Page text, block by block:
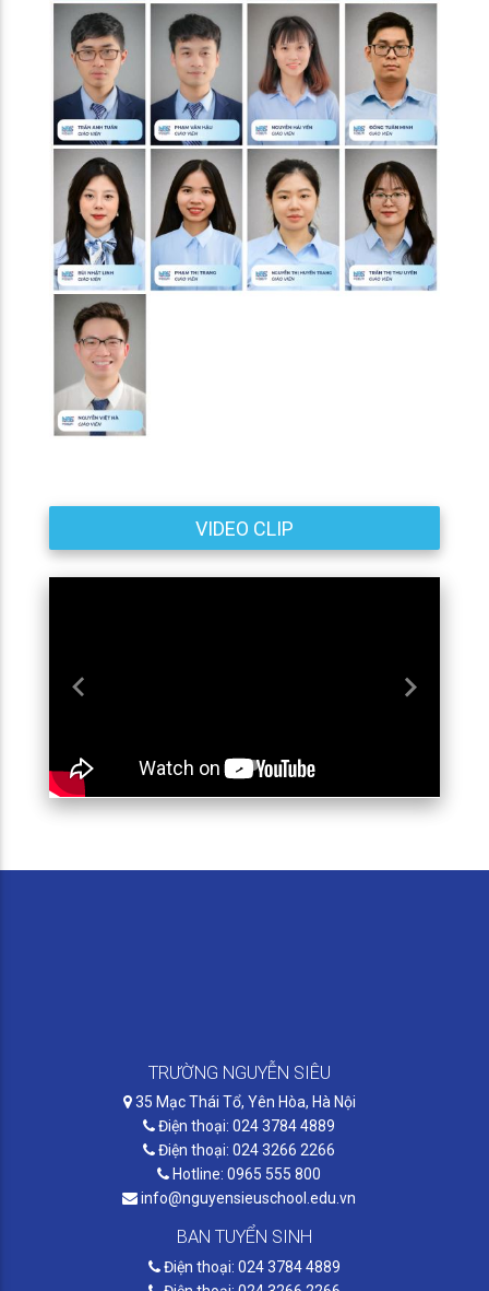
VIDEO CLIP
Previous Next
TRƯỜNG NGUYỄN SIÊU
35 Mạc Thái Tổ, Yên Hòa, Hà Nội
Điện thoại: 024 3784 4889
Điện thoại: 024 3266 2266
Hotline: 0965 555 800
info@nguyensieuschool.edu.vn
BAN TUYỂN SINH
Điện thoại: 024 3784 4889